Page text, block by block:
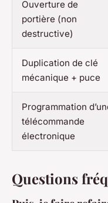
Ouverture de
portière (non
destructive)
Duplication de clé
mécanique + puce
Programmation
télécommande
électronique
Questions